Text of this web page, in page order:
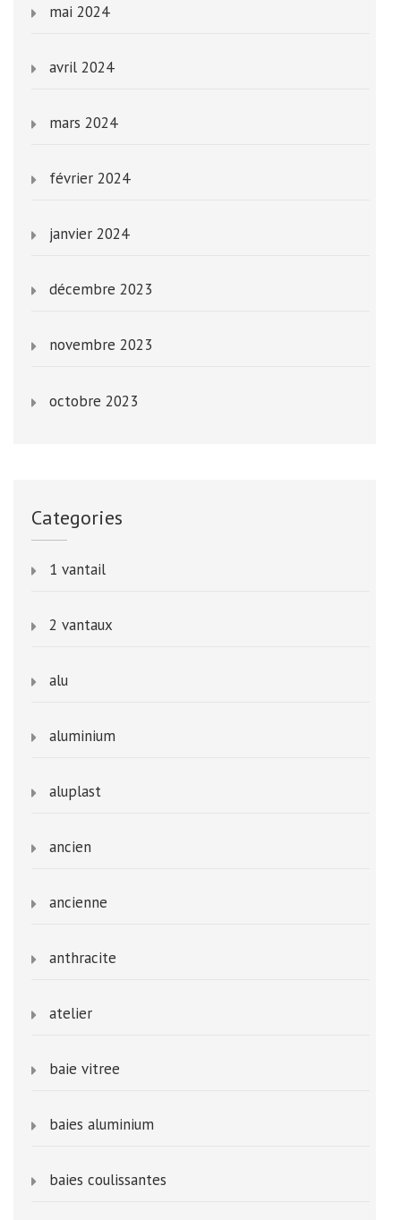
mai 2024
avril 2024
mars 2024
février 2024
janvier 2024
décembre 2023
novembre 2023
octobre 2023
Categories
1 vantail
2 vantaux
alu
aluminium
aluplast
ancien
ancienne
anthracite
atelier
baie vitree
baies aluminium
baies coulissantes